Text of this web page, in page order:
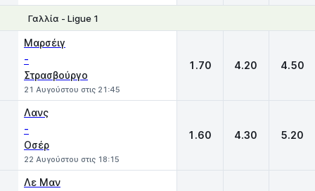
Γαλλία - Ligue 1
Μαρσέιγ
-
Στρασβούργο
21 Αυγούστου στις 21:45
1.70 4.20 4.50
Λανς
-
Οσέρ
22 Αυγούστου στις 18:15
1.60 4.30 5.20
Λε Μαν